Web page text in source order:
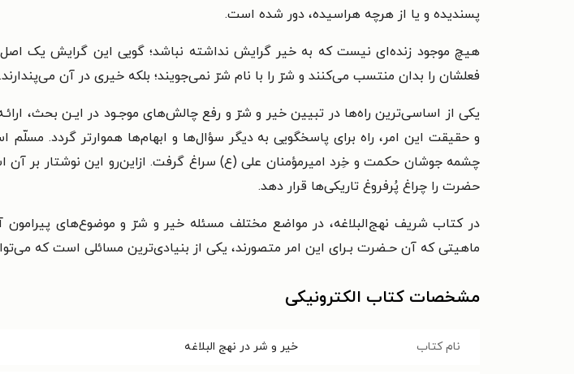
پسندیده و یا از هرچه هراسیده، دور شده است.
هیچ موجود زنده‌ای نیست که به خیر گرایش نداشته نباشد؛ گویی این گرایش یک
فعلشان را بدان منتسب می‌کنند و شرّ را با نام شرّ نمی‌جویند؛ بلکه خیری در آن می‌پندارند.
یکی از اساسی‌ترین راه‌ها در تبیین خیر و شرّ و رفع چالش‌های موجـود در ایـن بحث،
و حقیقت این امر، راه برای پاسخگویی به دیگر سؤال‌ها و ابهام‌ها هموارتر گردد. مسلّم
چشمه جوشان حکمت و خِرد امیرمؤمنان علی (ع) سراغ گرفت. ازاین‌رو این نوشتار بر آن
حضرت را چراغ پُرفروغ تاریکی‌ها قرار دهد.
در کتاب شریف نهج‌البلاغه، در مواضع مختلف مسئله خیر و شرّ و موضوع‌های
ماهیتی که آن حـضرت بـرای این امر متصورند، یکی از بنیادی‌ترین مسائلی است که
مشخصات کتاب الکترونیکی
نام کتاب خیر و شر در نهج البلاغه